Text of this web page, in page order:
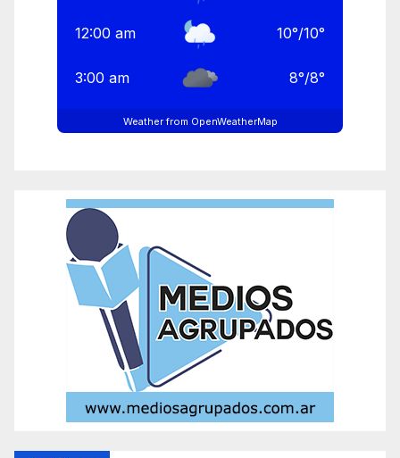
12:00 am 10°/10°
3:00 am 8°/8°
Weather from OpenWeatherMap